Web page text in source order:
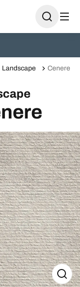
Landscape Cenere